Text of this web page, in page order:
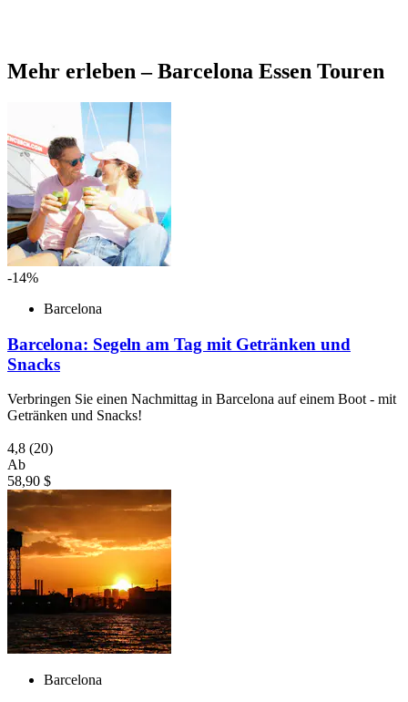
Mehr erleben – Barcelona Essen Touren
-14%
Barcelona
Barcelona: Segeln am Tag mit Getränken und
Snacks
Verbringen Sie einen Nachmittag in Barcelona auf einem Boot - mit
Getränken und Snacks!
4,8 (20)
Ab
58,90 $
Barcelona